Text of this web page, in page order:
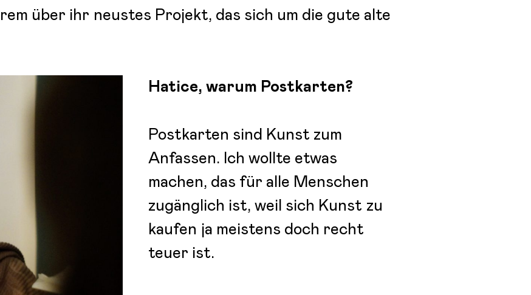
über ihr neustes Projekt, das sich um die gute alte
Hatice, warum Postkarten?
Postkarten sind Kunst zum
Anfassen. Ich wollte etwas
machen, das für alle Menschen
zugänglich ist, weil sich Kunst zu
kaufen ja meistens doch recht
teuer ist.